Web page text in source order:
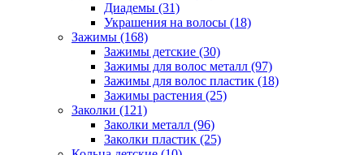
Диадемы (31)
Украшения на волосы (18)
Зажимы (168)
Зажимы детские (30)
Зажимы для волос металл (97)
Зажимы для волос пластик (18)
Зажимы растения (25)
Заколки (121)
Заколки металл (96)
Заколки пластик (25)